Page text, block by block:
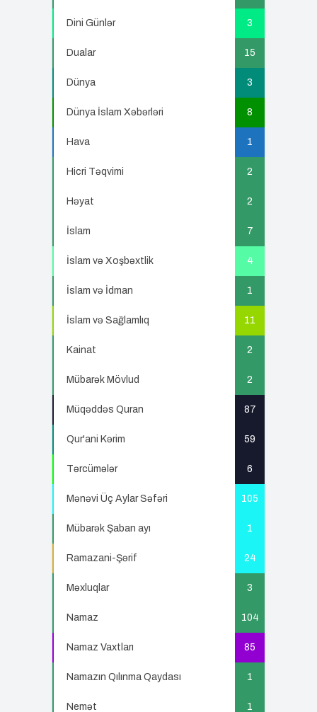
Dini Günlər 3
Dualar 15
Dünya 3
Dünya İslam Xəbərləri 8
Hava 1
Hicri Təqvimi 2
Həyat 2
İslam 7
İslam və Xoşbəxtlik 4
İslam və İdman 1
İslam və Sağlamlıq 11
Kainat 2
Mübarək Mövlud 2
Müqəddəs Quran 87
Qur'ani Kərim 59
Tərcümələr 6
Mənəvi Üç Aylar Səfəri 105
Mübarək Şaban ayı 1
Ramazani-Şərif 24
Məxluqlar 3
Namaz 104
Namaz Vaxtları 85
Namazın Qılınma Qaydası 1
Nemət 1